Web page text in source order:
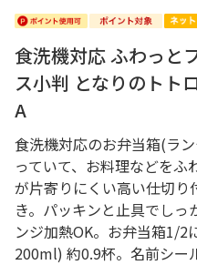
食洗機対応 ふわっと
ス小判 となりのトト
A
食洗機対応のお弁当箱(ラ
っていて、お料理などを
が片寄りにくい高い仕切
き。パッキンと止具でし
ンジ加熱OK。お弁当箱1/2
200ml) 約0.9杯。名前シー